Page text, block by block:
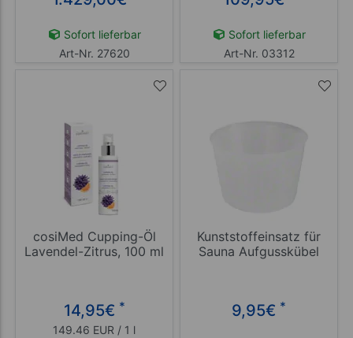
Sofort lieferbar
Art-Nr. 27620
Sofort lieferbar
Art-Nr. 03312
cosiMed Cupping-Öl
Lavendel-Zitrus, 100 ml
14,95€ *
149.46 EUR / 1 l
Kunststoffeinsatz für
Sauna Aufgusskübel
9,95€ *